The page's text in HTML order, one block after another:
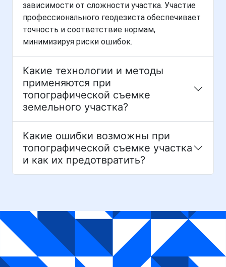
зависимости от сложности участка. Участие
профессионального геодезиста обеспечивает
точность и соответствие нормам,
минимизируя риски ошибок.
Какие технологии и методы
применяются при
топографической съемке
земельного участка?
Какие ошибки возможны при
топографической съемке участка
и как их предотвратить?